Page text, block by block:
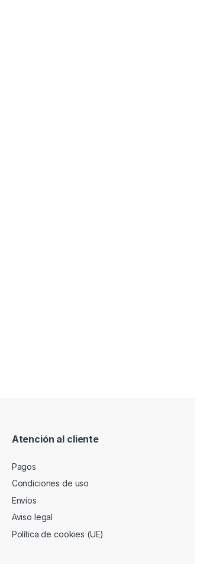
Atención al cliente
Pagos
Condiciones de uso
Envíos
Aviso legal
Política de cookies (UE)